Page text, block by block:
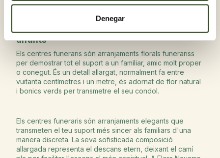
Denegar
el duel i l'ajuda a escollir les flors de condol per
transmetre tot el suport a la pèrdua d'un familiar.
Centres de flors i coixins funeraris per a
difunts
Els centres funeraris són arranjaments florals funerariss
per demostrar tot el suport a un familiar, amic molt proper
o conegut. És un detall allargat, normalment fa entre
vuitanta centímetres i un metre, és adornat de flor natural
i bonics verds per transmetre el seu condol.
Els centres funeraris són arranjaments elegants que
transmeten el teu suport més sincer als familiars d'una
manera discreta. La seva sofisticada composició
allargada representa el descans etern, deixant el camí